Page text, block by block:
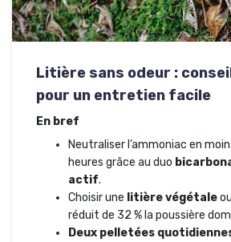
Litière sans odeur :
pour un entretien facile
En bref
Neutraliser l’ammoniac en
heures grâce au duo
actif.
Choisir une litière végétale
réduit de 32 % la poussière
Deux pelletées